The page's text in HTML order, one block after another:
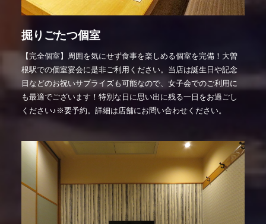
掘りごたつ個室
【完全個室】周囲を気にせず食事を楽しめる個室を完備！大曽
根駅での個室宴会に是非ご利用ください。当店は誕生日や記念
日などのお祝いサプライズも可能なので、女子会でのご利用に
も最適でございます！特別な日に思い出に残る一日をお過ごし
ください♪※要予約。詳細は店舗にお問い合わせください。